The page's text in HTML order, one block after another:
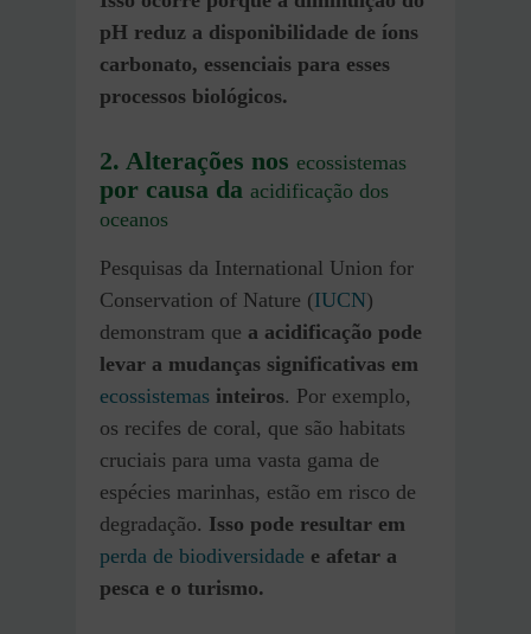
pH reduz a disponibilidade de íons
carbonato, essenciais para esses
processos biológicos​.
2. Alterações nos ecossistemas
por causa da acidificação dos
oceanos
Pesquisas da International Union for
Conservation of Nature (IUCN)
demonstram que a acidificação pode
levar a mudanças significativas em
ecossistemas inteiros. Por exemplo,
os recifes de coral, que são habitats
cruciais para uma vasta gama de
espécies marinhas, estão em risco de
degradação. Isso pode resultar em
perda de biodiversidade e afetar a
pesca e o turismo​​.